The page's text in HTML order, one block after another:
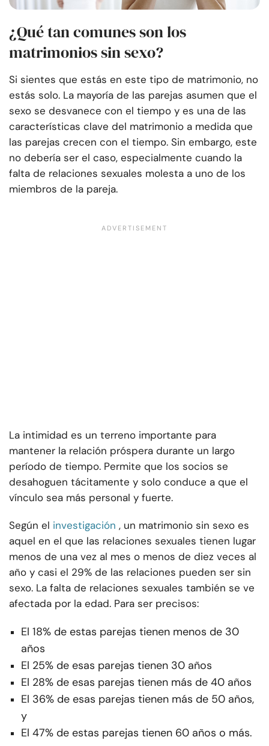
¿Qué tan comunes son los
matrimonios sin sexo?
Si sientes que estás en este tipo de matrimonio, no
estás solo. La mayoría de las parejas asumen que el
sexo se desvanece con el tiempo y es una de las
características clave del matrimonio a medida que
las parejas crecen con el tiempo. Sin embargo, este
no debería ser el caso, especialmente cuando la
falta de relaciones sexuales molesta a uno de los
miembros de la pareja.
La intimidad es un terreno importante para
mantener la relación próspera durante un largo
período de tiempo. Permite que los socios se
desahoguen tácitamente y solo conduce a que el
vínculo sea más personal y fuerte.
Según el investigación , un matrimonio sin sexo es
aquel en el que las relaciones sexuales tienen lugar
menos de una vez al mes o menos de diez veces al
año y casi el 29% de las relaciones pueden ser sin
sexo. La falta de relaciones sexuales también se ve
afectada por la edad. Para ser precisos:
El 18% de estas parejas tienen menos de 30
años
El 25% de esas parejas tienen 30 años
El 28% de esas parejas tienen más de 40 años
El 36% de esas parejas tienen más de 50 años,
y
El 47% de estas parejas tienen 60 años o más.